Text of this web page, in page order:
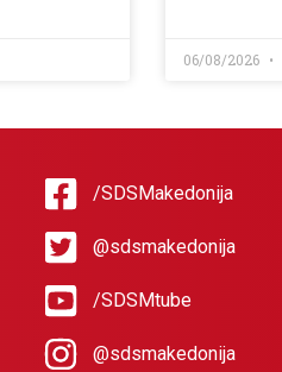
06/08/2026
/SDSMakedonija
@sdsmakedonija
/SDSMtube
@sdsmakedonija